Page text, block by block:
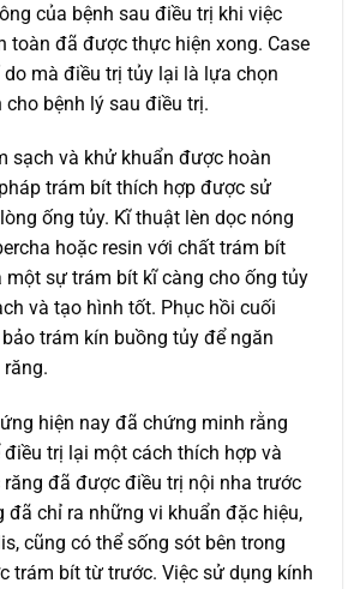
của bệnh sau điều trị khi việc
toàn đã được thực hiện xong. Case
mà điều trị tủy lại là lựa chọn
bệnh lý sau điều trị.
sạch và khử khuẩn được hoàn
trám bít thích hợp được sử
ống tủy. Kĩ thuật lèn dọc nóng
hoặc resin với chất trám bít
một sự trám bít kĩ càng cho ống tủy
và tạo hình tốt. Phục hồi cuối
trám kín buồng tủy để ngăn
hiện nay đã chứng minh rằng
trị lại một cách thích hợp và
đã được điều trị nội nha trước
đã chỉ ra những vi khuẩn đặc hiệu,
cũng có thể sống sót bên trong
trám bít từ trước. Việc sử dụng kính